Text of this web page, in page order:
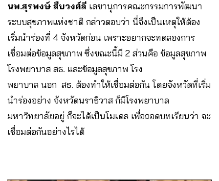
นพ.สุรพงษ์ สืบวงศ์ลี เลขานุการคณะกรรมการพัฒนา
ระบบสุขภาพแห่งชาติ กล่าวตอบว่า นี่จึงเป็นเหตุให้ต้อง
เริ่มนำร่องที่ 4 จังหวัดก่อน เพราะอยากจะทดลองการ
เชื่อมต่อข้อมูลสุขภาพ ซึ่งขณะนี้มี 2 ส่วนคือ ข้อมูลสุขภาพ
โรงพยาบาส สธ. และข้อมูลสุขภาพ โรง
พยาบาล นอก สธ. ต้องทำให้เชื่อมต่อกัน โดยจังหวัดที่เริ่ม
นำร่องอย่าง จังหวัดนราธิวาส ก็มีโรงพยาบาล
มหาวิทยาลัยอยู่ ก็จะได้เป็นโมเดล เพื่อถอดบทเรียนว่า จะ
เชื่อมต่อกันอย่างไรได้